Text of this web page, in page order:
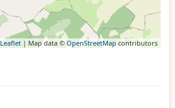
Leaflet| Map data © OpenStreetMap contributors